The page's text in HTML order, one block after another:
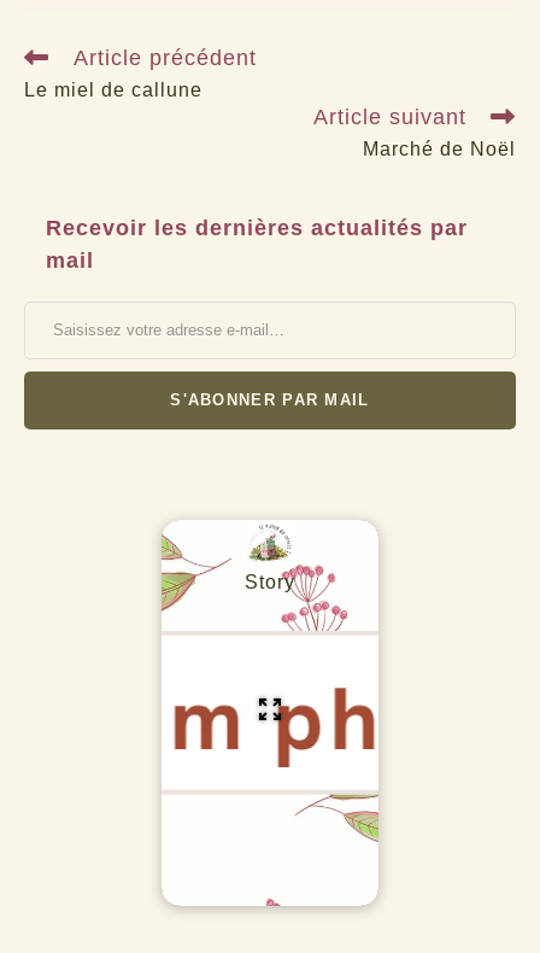
Read
more
articles
Article précédent
Le miel de callune
Article suivant
Marché de Noël
Recevoir les dernières actualités par
mail
Saisissez votre adresse e-mail…
S'ABONNER PAR MAIL
Story